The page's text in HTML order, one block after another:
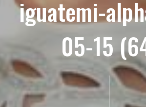
iguatemi-
05-15